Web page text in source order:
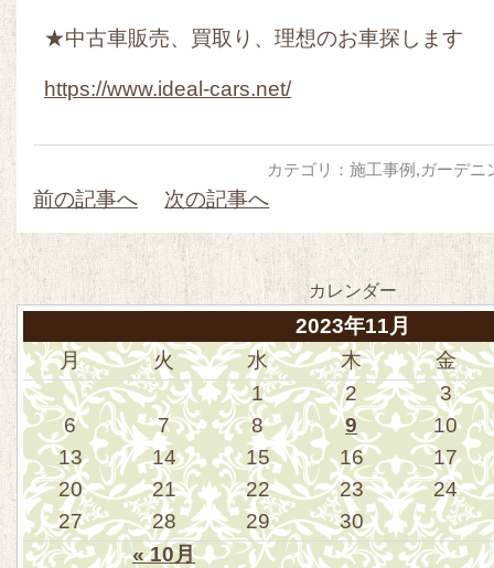
★中古車販売、買取り、理想のお車探します
https://www.ideal-cars.net/
カテゴリ： 施工事例,ガーデニ
前の記事へ 次の記事へ
カレンダー
2023年11月
月
火 水 木 金
« 10月
1 2
3
6
7 8 9
10
13
14 15 16
17
20
21 22 23
24
27
28 29 30